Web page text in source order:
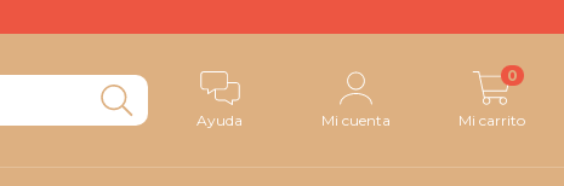
Ayuda Mi cuenta Mi carrito
0